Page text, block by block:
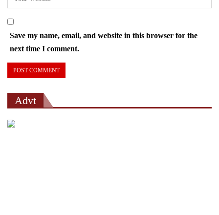
Save my name, email, and website in this browser for the
next time I comment.
Advt